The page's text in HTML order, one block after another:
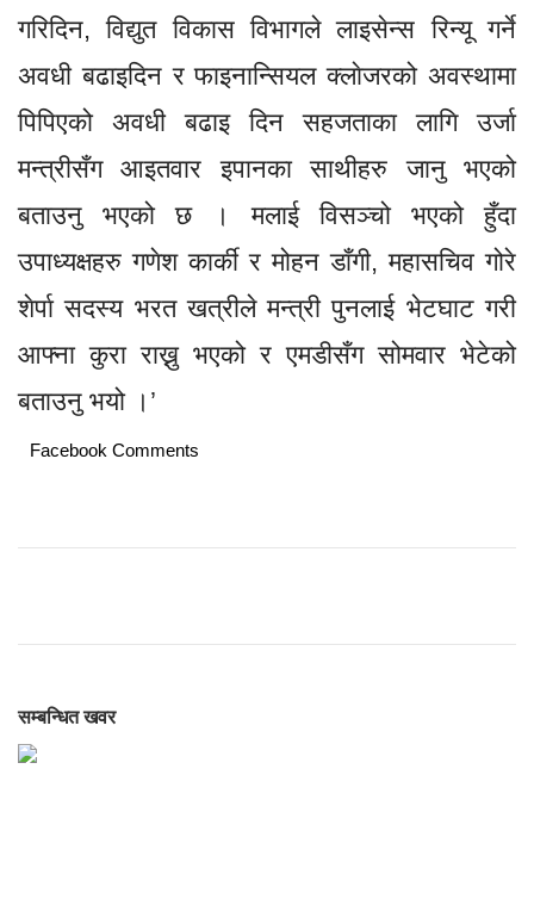
गरिदिन, विद्युत विकास विभागले लाइसेन्स रिन्यू गर्ने
अवधी बढाइदिन र फाइनान्सियल क्लाेजरको अवस्थामा
पिपिएको अवधी बढाइ दिन सहजताका लागि उर्जा
मन्त्रीसँग आइतवार इपानका साथीहरु जानु भएको
बताउनु भएको छ । मलाई विसञ्चो भएको हुँदा
उपाध्यक्षहरु गणेश कार्की र मोहन डाँगी, महासचिव गोरे
शेर्पा सदस्य भरत खत्रीले मन्त्री पुनलाई भेटघाट गरी
आफ्ना कुरा राख्नु भएको र एमडीसँग सोमवार भेटेको
बताउनु भयो ।’
Facebook Comments
सम्बन्धित खवर